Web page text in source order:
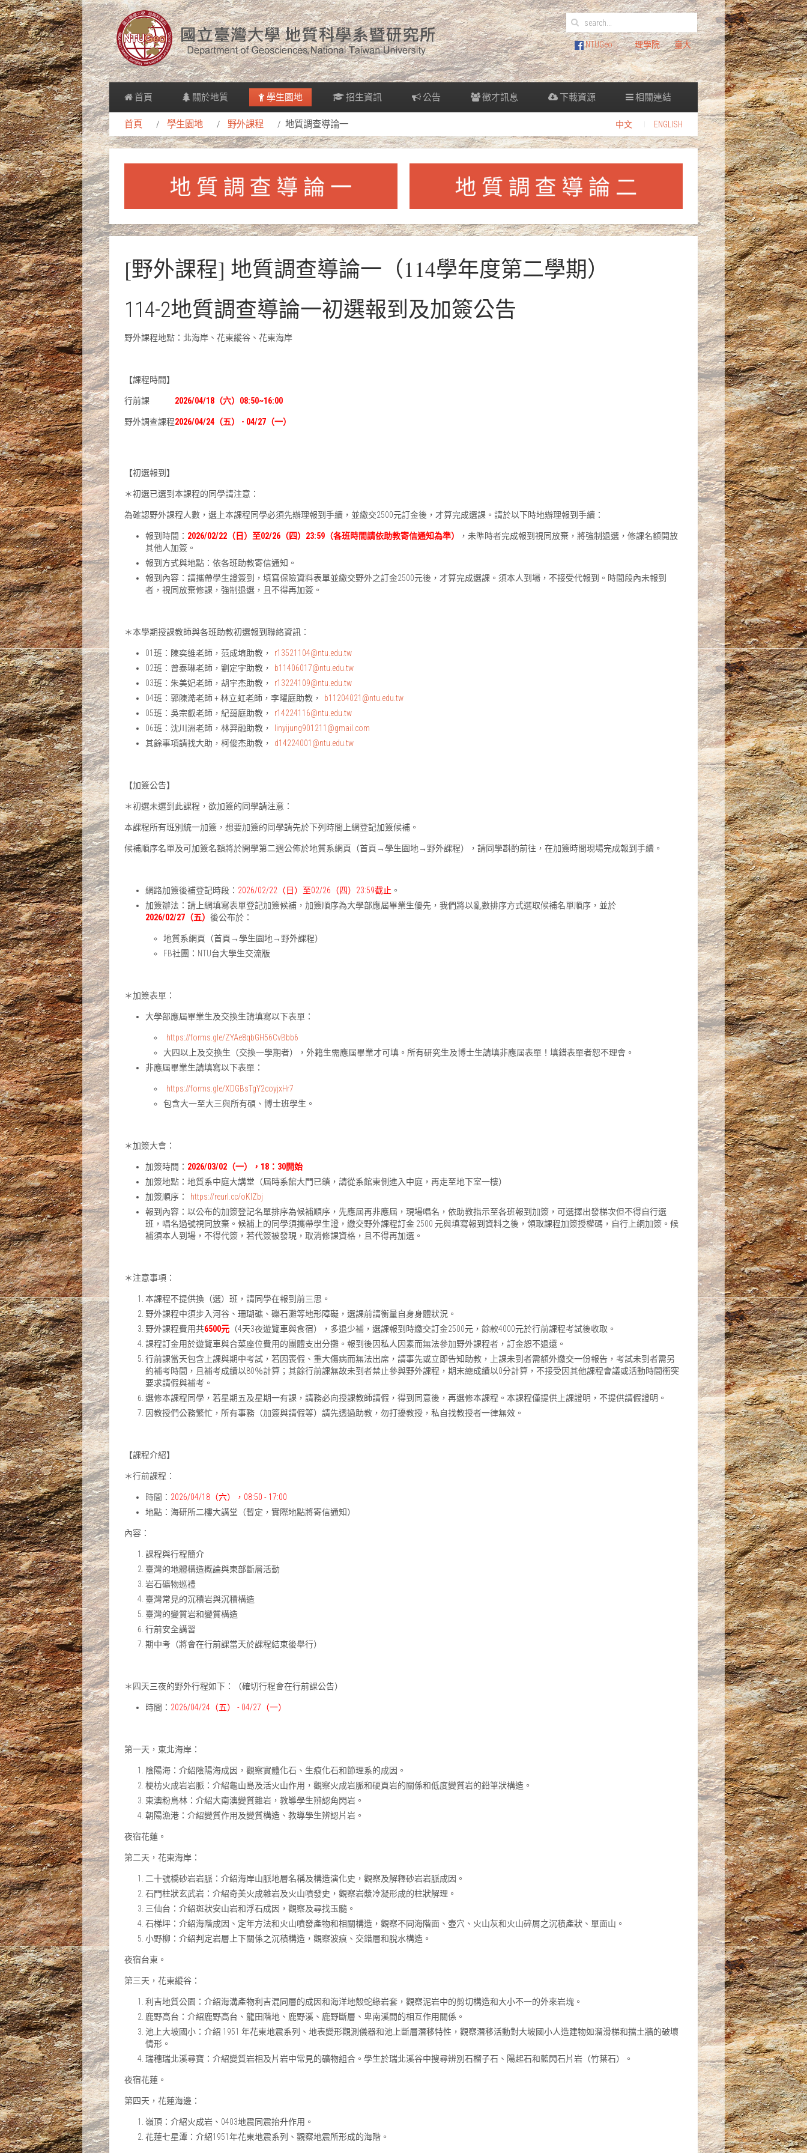
NTUGeo 理學院 臺大
首頁 關於地質 學生園地 招生資訊 公告 徵才訊息 下載資源 相關連結
首頁 學生園地 野外課程 地質調查導論一 中文 ENGLISH
[野外課程] 地質調查導論一（114學年度第二學期）
114-2地質調查導論一初選報到及加簽公告
野外課程地點：北海岸、花東縱谷、花東海岸
【課程時間】
行前課 2026/04/18（六）08:50~16:00
野外調查課程2026/04/24（五） - 04/27（一）
【初選報到】
＊初選已選到本課程的同學請注意：
為確認野外課程人數，選上本課程同學必須先辦理報到手續，並繳交2500元訂金後，才算完成選課。請於以下時地辦理報到手續：
報到時間： 2026/02/22（日）至02/26（四）23:59（各班時間請依助教寄信通知為準）
，未準時者完成報到視同放棄，將強制退選，修課名額開放
其他人加簽。
報到方式與地點：依各班助教寄信通知。
報到內容：請攜帶學生證簽到，填寫保險資料表單並繳交野外之訂金2500元後，才算完成選課。須本人到場，不接受代報到。時間段內未報到
者，視同放棄修課，強制退選，且不得再加簽。
＊本學期授課教師與各班助教初選報到聯絡資訊：
01班：陳奕維老師，范成堉助教，
r13521104@ntu.edu.tw
02班：曾泰琳老師，劉定宇助教，
b11406017@ntu.edu.tw
03班：朱美妃老師，胡宇杰助教，
r13224109@ntu.edu.tw
04班：郭陳澔老師 + 林立虹老師，李曜庭助教，
b11204021@ntu.edu.tw
05班：吳宗叡老師，紀藹庭助教，
r14224116@ntu.edu.tw
06班：沈川洲老師，林羿融助教，
linyijung901211@gmail.com
其餘事項請找大助，柯俊杰助教，
d14224001@ntu.edu.tw
【加簽公告】
＊初選未選到此課程，欲加簽的同學請注意：
本課程所有班別統一加簽，想要加簽的同學請先於下列時間上網登記加簽候補。
候補順序名單及可加簽名額將於開學第二週公佈於地質系網頁（首頁→學生園地→野外課程），請同學斟酌前往，在加簽時間現場完成報到手續。
網路加簽後補登記時段： 2026/02/22（日）至02/26（四）23:59截止 。
加簽辦法：請上網填寫表單登記加簽候補，加簽順序為大學部應屆畢業生優先，我們將以亂數排序方式選取候補名單順序，並於
2026/02/27（五） 後公布於：
地質系網頁（首頁→學生園地→野外課程）
FB社團：NTU台大學生交流版
＊加簽表單：
大學部應屆畢業生及交換生請填寫以下表單：
https://forms.gle/ZYAe8qbGH56CvBbb6
大四以上及交換生（交換一學期者），外籍生需應屆畢業才可填。所有研究生及博士生請填非應屆表單！填錯表單者恕不理會。
非應屆畢業生請填寫以下表單：
https://forms.gle/XDGBsTgY2coyjxHr7
包含大一至大三與所有碩、博士班學生。
＊加簽大會：
加簽時間： 2026/03/02（一），18：30開始
加簽地點：地質系中庭大講堂（屆時系館大門已鎖，請從系館東側進入中庭，再走至地下室一樓）
加簽順序：
https://reurl.cc/oKlZbj
報到內容：以公布的加簽登記名單排序為候補順序，先應屆再非應屆，現場唱名，依助教指示至各班報到加簽，可選擇出發梯次但不得自行選
班，唱名過號視同放棄。候補上的同學須攜帶學生證，繳交野外課程訂金 2500 元與填寫報到資料之後，領取課程加簽授權碼，自行上網加簽。候
補須本人到場，不得代簽，若代簽被發現，取消修課資格，且不得再加選。
＊注意事項：
本課程不提供換（選）班，請同學在報到前三思。
野外課程中須步入河谷、珊瑚礁、礫石灘等地形障礙，選課前請衡量自身身體狀況。
野外課程費用共6500元 （4天3夜遊覽車與食宿），多退少補，選課報到時繳交訂金2500元，餘款4000元於行前課程考試後收取。
課程訂金用於遊覽車與合菜座位費用的團體支出分攤。報到後因私人因素而無法參加野外課程者，訂金恕不退還。
行前課當天包含上課與期中考試，若因喪假、重大傷病而無法出席，請事先或立即告知助教，上課未到者需額外繳交一份報告，考試未到者需另
約補考時間，且補考成績以80％計算；其餘行前課無故未到者禁止參與野外課程，期末總成績以0分計算，不接受因其他課程會議或活動時間衝突
要求請假與補考。
選修本課程同學，若星期五及星期一有課，請務必向授課教師請假，得到同意後，再選修本課程。本課程僅提供上課證明，不提供請假證明。
因教授們公務繁忙，所有事務（加簽與請假等）請先透過助教，勿打擾教授，私自找教授者一律無效。
【課程介紹】
＊行前課程：
時間： 2026/04/18（六），08:50 - 17:00
地點：海研所二樓大講堂（暫定，實際地點將寄信通知）
內容：
課程與行程簡介
臺灣的地體構造概論與東部斷層活動
岩石礦物巡禮
臺灣常見的沉積岩與沉積構造
臺灣的變質岩和變質構造
行前安全講習
期中考（將會在行前課當天於課程結束後舉行）
＊四天三夜的野外行程如下：（確切行程會在行前課公告）
時間： 2026/04/24（五） - 04/27（一）
第一天，東北海岸：
陰陽海：介紹陰陽海成因，觀察實體化石、生痕化石和節理系的成因。
梗枋火成岩岩脈：介紹龜山島及活火山作用，觀察火成岩脈和硬頁岩的關係和低度變質岩的鉛筆狀構造。
東澳粉鳥林：介紹大南澳變質雜岩，教導學生辨認角閃岩。
朝陽漁港：介紹變質作用及變質構造、教導學生辨認片岩。
夜宿花蓮。
第二天，花東海岸：
二十號橋砂岩岩脈：介紹海岸山脈地層名稱及構造演化史，觀察及解釋砂岩岩脈成因。
石門柱狀玄武岩：介紹奇美火成雜岩及火山噴發史，觀察岩漿冷凝形成的柱狀解理。
三仙台：介紹斑狀安山岩和浮石成因，觀察及尋找玉髓。
石梯坪：介紹海階成因、定年方法和火山噴發產物和相關構造，觀察不同海階面、壺穴、火山灰和火山碎屑之沉積產狀、單面山。
小野柳：介紹判定岩層上下關係之沉積構造，觀察波痕、交錯層和脫水構造。
夜宿台東。
第三天，花東縱谷：
利吉地質公園：介紹海溝產物利吉混同層的成因和海洋地殼蛇綠岩套，觀察泥岩中的剪切構造和大小不一的外來岩塊。
鹿野高台：介紹鹿野高台、龍田階地、鹿野溪、鹿野斷層、卑南溪間的相互作用關係。
池上大坡國小：介紹 1951 年花東地震系列、地表變形觀測儀器和池上斷層潛移特性，觀察潛移活動對大坡國小人造建物如溜滑梯和擋土牆的破壞
情形。
瑞穗瑞北溪尋寶：介紹變質岩相及片岩中常見的礦物組合。學生於瑞北溪谷中搜尋辨別石榴子石、陽起石和藍閃石片岩（竹葉石）。
夜宿花蓮。
第四天，花蓮海邊：
嶺頂：介紹火成岩、0403地震同震抬升作用。
花蓮七星潭：介紹1951年花東地震系列、觀察地震所形成的海階。